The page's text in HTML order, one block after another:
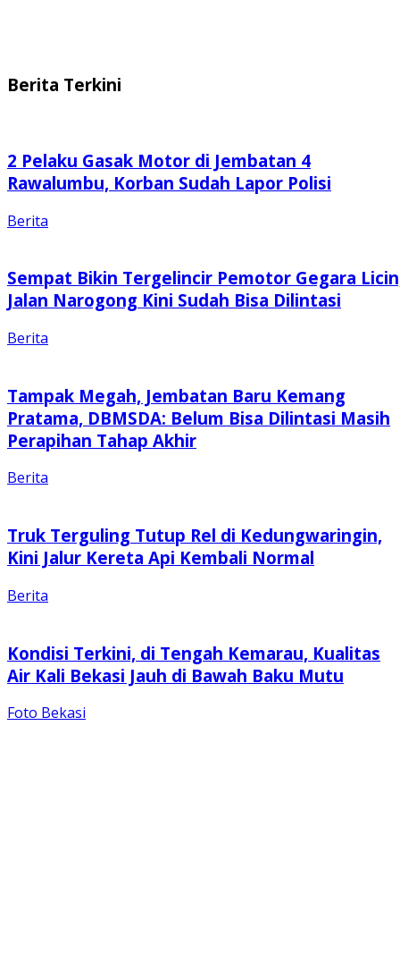
Berita Terkini
2 Pelaku Gasak Motor di Jembatan 4
Rawalumbu, Korban Sudah Lapor Polisi
Berita
Sempat Bikin Tergelincir Pemotor Gegara
Jalan Narogong Kini Sudah Bisa Dilintasi
Berita
Tampak Megah, Jembatan Baru Kemang
Pratama, DBMSDA: Belum Bisa Dilintasi Masih
Perapihan Tahap Akhir
Berita
Truk Terguling Tutup Rel di Kedungwaringin,
Kini Jalur Kereta Api Kembali Normal
Berita
Kondisi Terkini, di Tengah Kemarau, Kualitas
Air Kali Bekasi Jauh di Bawah Baku Mutu
Foto Bekasi